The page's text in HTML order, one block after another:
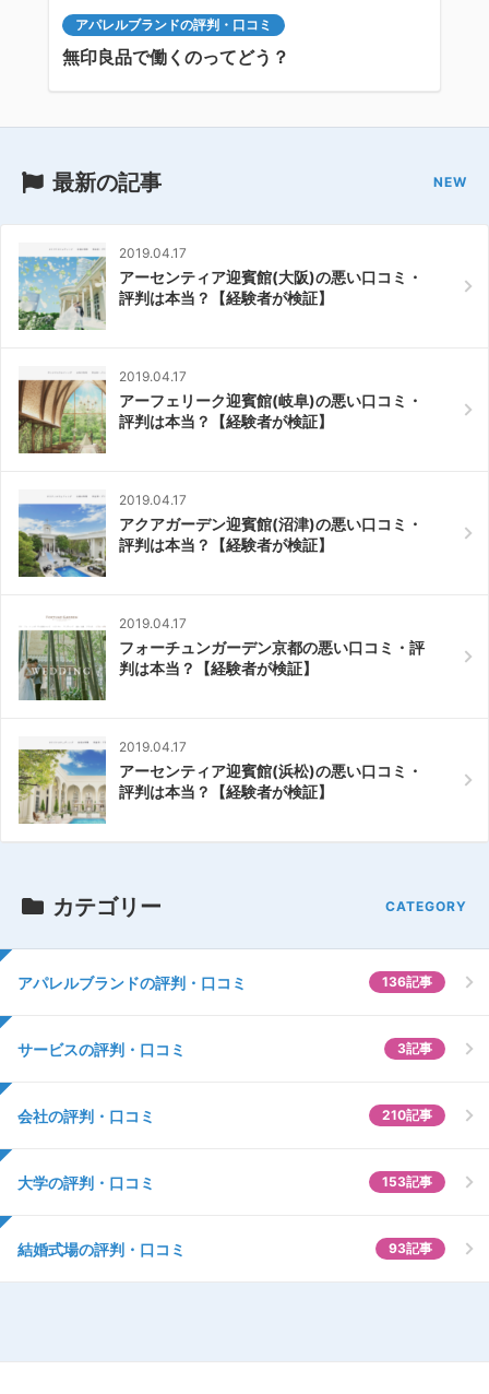
アパレルブランドの評判・口コミ
無印良品で働くのってどう？
最新の記事
2019.04.17
アーセンティア迎賓館(大阪)の悪い口コミ・
評判は本当？【経験者が検証】
2019.04.17
アーフェリーク迎賓館(岐阜)の悪い口コミ・
評判は本当？【経験者が検証】
2019.04.17
アクアガーデン迎賓館(沼津)の悪い口コミ・
評判は本当？【経験者が検証】
2019.04.17
フォーチュンガーデン京都の悪い口コミ・評
判は本当？【経験者が検証】
2019.04.17
アーセンティア迎賓館(浜松)の悪い口コミ・
評判は本当？【経験者が検証】
カテゴリー
アパレルブランドの評判・口コミ 136記事
サービスの評判・口コミ 3記事
会社の評判・口コミ 210記事
大学の評判・口コミ 153記事
結婚式場の評判・口コミ 93記事